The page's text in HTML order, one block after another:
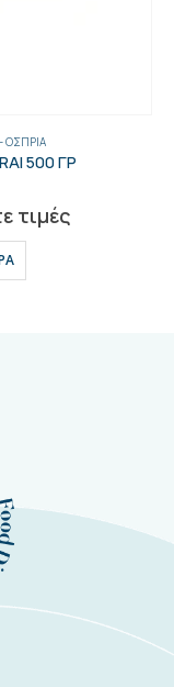
ΌΣΠΡΙΑ
ΤΕΜ
τιμές